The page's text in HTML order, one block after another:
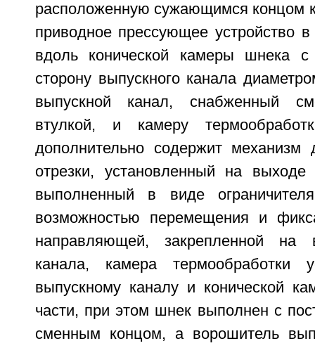
расположенную сужающимся концом
приводное прессующее устройство в
вдоль конической камеры шнека
сторону выпускного канала
выпускной канал, снабженный
втулкой, и камеру
дополнительно содержит
отрезки, установленный на выходе
выполненный в виде
возможностью перемещения и
направляющей, закрепленной на
канала, камера термообработки
выпускному каналу и конической
части, при этом шнек выполнен с
сменным концом, а ворошитель